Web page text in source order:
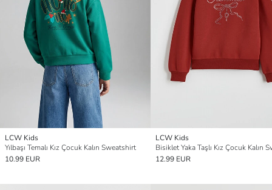
LCW Kids
Yılbaşı Temalı Kız Çocuk Kalın Sweatshirt
10.99 EUR
LCW Kids
12.99 EUR